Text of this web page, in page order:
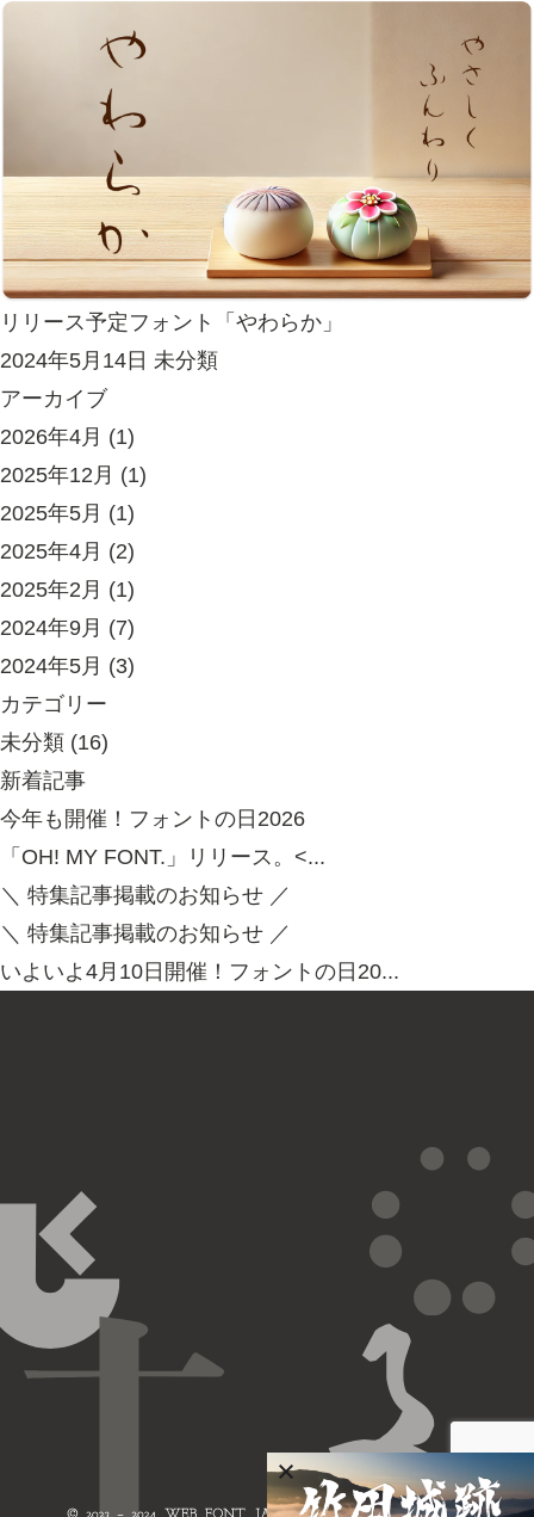
リリース予定フォント「やわらか」
2024年5月14日 未分類
アーカイブ
2026年4月 (1)
2025年12月 (1)
2025年5月 (1)
2025年4月 (2)
2025年2月 (1)
2024年9月 (7)
2024年5月 (3)
カテゴリー
未分類 (16)
新着記事
今年も開催！フォントの⽇2026
「OH! MY FONT.」リリース。<...
＼ 特集記事掲載のお知らせ ／
＼ 特集記事掲載のお知らせ ／
いよいよ4月10日開催！フォントの日20...